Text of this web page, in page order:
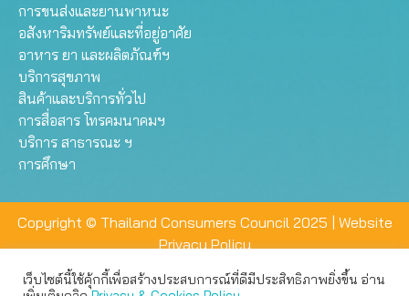
การขนส่งและยานพาหนะ
อสังหาริมทรัพย์และที่อยู่อาศัย
อาหาร ยา และผลิตภัณฑ์ฯ
บริการสุขภาพ
สินค้าและบริการทั่วไป
การสื่อสาร โทรคมนาคมฯ
บริการ สาธารณะ ฯ
การศึกษา
Copyright © Thailand Consumers Council 2025 | Website
Privacy Policy
เว็บไซต์นี้ใช้คุ้กกี้เพื่อสร้างประสบการณ์ที่ดีมีประสิทธิภาพยิ่งขึ้น อ่าน
เว็บไซต์นี้ใช้คุกกี้เพื่อมอบประสบการณ์การใช้งานที่ดีให้แก่ท่าน คุณ